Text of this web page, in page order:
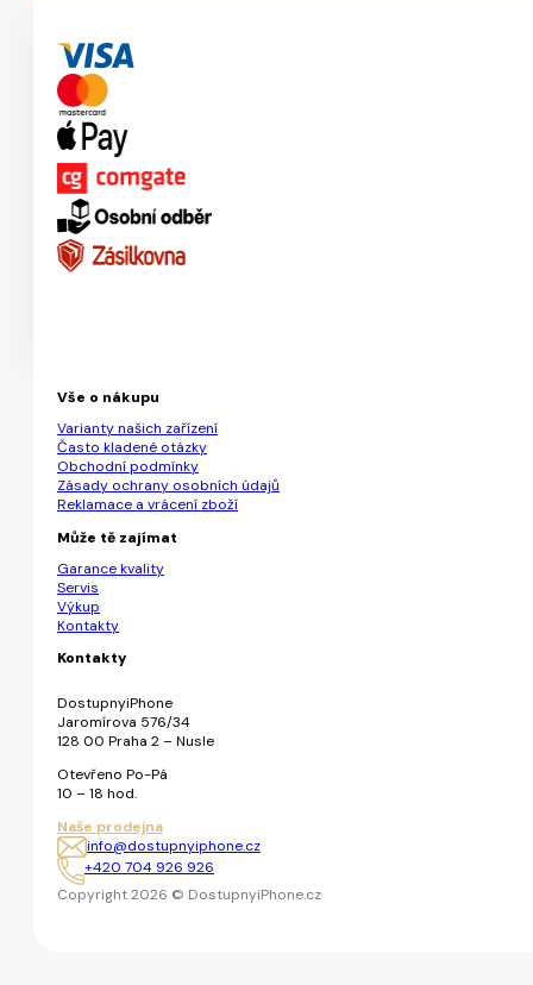
Vše o nákupu
Varianty našich zařízení
Často kladené otázky
Obchodní podmínky
Zásady ochrany osobních údajů
Reklamace a vrácení zboží
Může tě zajímat
Garance kvality
Servis
Výkup
Kontakty
Kontakty
DostupnyiPhone
Jaromírova 576/34
128 00 Praha 2 – Nusle
Otevřeno Po-Pá
10 – 18 hod.
Naše prodejna
info@dostupnyiphone.cz
+420 704 926 926
Copyright 2026 © DostupnyiPhone.cz